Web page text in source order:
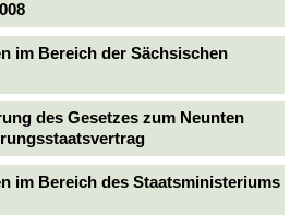
im Bereich der Sächsischen
des Gesetzes zum Neunten
im Bereich des Staatsministeriums